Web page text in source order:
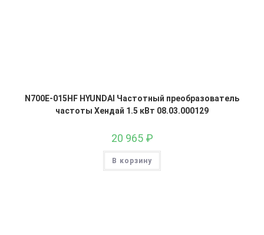
N700E-015HF HYUNDAI Частотный преобразователь
частоты Хендай 1.5 кВт 08.03.000129
20 965 ₽
В корзину